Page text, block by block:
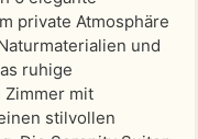
private Atmosphäre
und
ruhige
Zimmer mit
stilvollen